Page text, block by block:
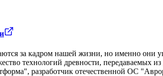
за кадром нашей жизни, но именно они
технологий древности, передаваемых
разработчик отечественной ОС